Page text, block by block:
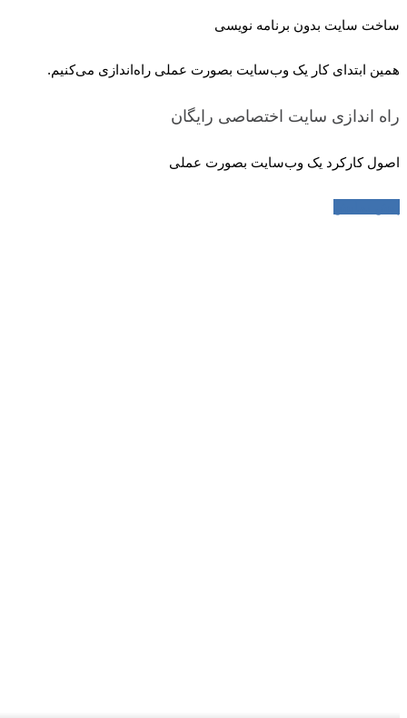
ساخت سایت بدون برنامه نویسی
همین ابتدای کار یک وب‌سایت بصورت عملی راه‌اندازی می‌کنیم.
راه اندازی سایت اختصاصی رایگان
اصول کارکرد یک وب‌سایت بصورت عملی